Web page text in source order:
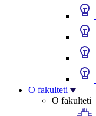
O fakulteti
O fakulteti